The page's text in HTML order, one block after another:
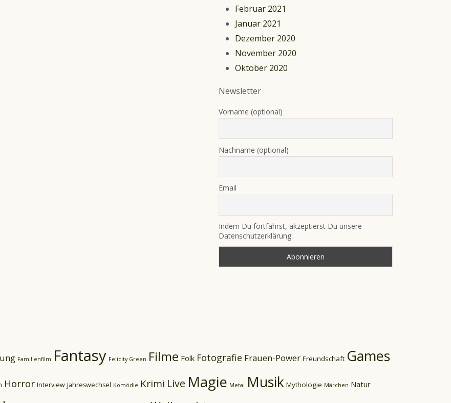
Februar 2021
Januar 2021
Dezember 2020
November 2020
Oktober 2020
Newsletter
Vorname (optional)
Nachname (optional)
Email
Indem Du fortfährst, akzeptierst Du unsere
Datenschutzerklärung.
Familienfilm Fantasy Felicity Green Filme Folk Fotografie Frauen-Power Freundschaft Games
Horror Interview Jahreswechsel Komödie Krimi Live Magie Metal Musik Mythologie Märchen Natur